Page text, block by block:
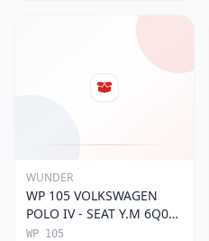
WUNDER
WP 105 VOLKSWAGEN
POLO IV - SEAT Y.M 6Q0
820 367 Polen Filtresi
WP 105